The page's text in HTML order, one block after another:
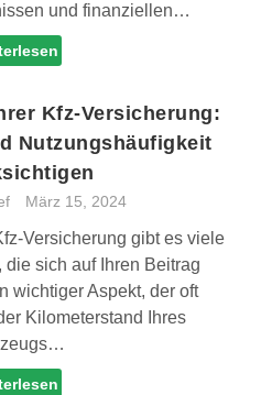
und finanziellen…
Kfz-Versicherung:
Nutzungshäufigkeit
März 15, 2024
Versicherung gibt es viele
die sich auf Ihren Beitrag
wichtiger Aspekt, der oft
Kilometerstand Ihres